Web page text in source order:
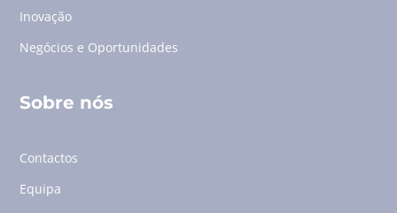
Inovação
Negócios e Oportunidades
Sobre nós
Contactos
Equipa